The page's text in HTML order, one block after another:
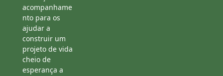
acompanhame
nto para os
ajudar a
construir um
projeto de vida
cheio de
esperança a